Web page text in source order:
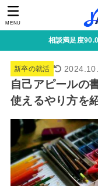
MENU
相談満足度
新卒の就活
自己アピールの
使えるやり方を